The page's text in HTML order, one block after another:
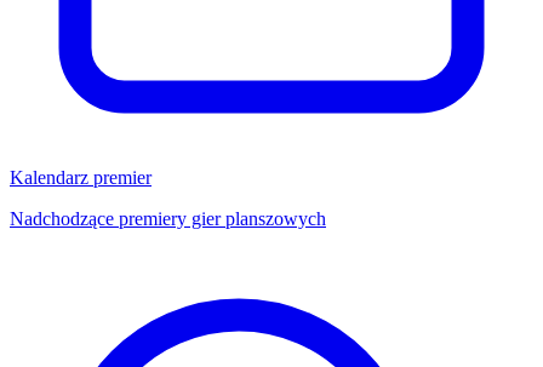
Kalendarz premier
Nadchodzące premiery gier planszowych